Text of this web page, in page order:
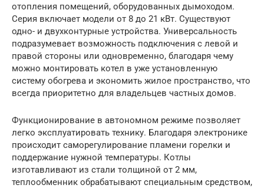
отопления помещений, оборудованных дымоходом.
Серия включает модели от 8 до 21 кВт. Существуют
одно- и двухконтурные устройства. Универсальность
подразумевает возможность подключения с левой и
правой стороны или одновременно, благодаря чему
можно монтировать котел в уже установленную
систему обогрева и экономить жилое пространство, что
всегда приоритетно для владельцев частных домов.
Функционирование в автономном режиме позволяет
легко эксплуатировать технику. Благодаря электронике
происходит саморегулирование пламени горелки и
поддержание нужной температуры. Котлы
изготавливают из стали толщиной от 2 мм,
теплообменник обрабатывают специальным средством,